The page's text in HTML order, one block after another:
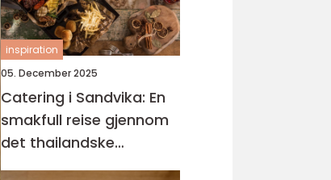
inspiration
05. December 2025
Catering i Sandvika: En
smakfull reise gjennom
det thailandske
kjøkkenet